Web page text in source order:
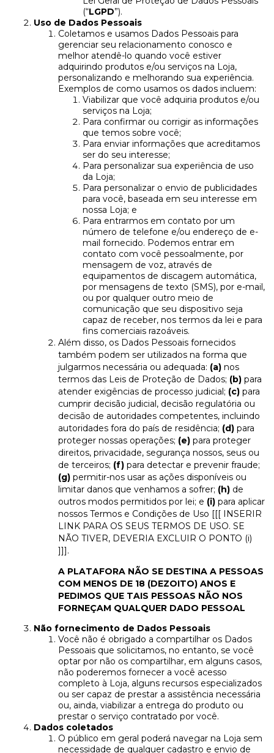
(“LGPD”).
Uso de Dados Pessoais
Coletamos e usamos Dados Pessoais para
gerenciar seu relacionamento conosco e
melhor atendê-lo quando você estiver
adquirindo produtos e/ou serviços na Loja,
personalizando e melhorando sua experiência.
Exemplos de como usamos os dados incluem:
Viabilizar que você adquiria produtos e/ou
serviços na Loja;
Para confirmar ou corrigir as informações
que temos sobre você;
Para enviar informações que acreditamos
ser do seu interesse;
Para personalizar sua experiência de uso
da Loja;
Para personalizar o envio de publicidades
para você, baseada em seu interesse em
nossa Loja; e
Para entrarmos em contato por um
número de telefone e/ou endereço de e-
mail fornecido. Podemos entrar em
contato com você pessoalmente, por
mensagem de voz, através de
equipamentos de discagem automática,
por mensagens de texto (SMS), por e-mail,
ou por qualquer outro meio de
comunicação que seu dispositivo seja
capaz de receber, nos termos da lei e para
fins comerciais razoáveis.
Além disso, os Dados Pessoais fornecidos
também podem ser utilizados na forma que
julgarmos necessária ou adequada: (a) nos
termos das Leis de Proteção de Dados; (b) para
atender exigências de processo judicial; (c) para
cumprir decisão judicial, decisão regulatória ou
decisão de autoridades competentes, incluindo
autoridades fora do país de residência; (d) para
proteger nossas operações; (e) para proteger
direitos, privacidade, segurança nossos, seus ou
de terceiros; (f) para detectar e prevenir fraude;
(g) permitir-nos usar as ações disponíveis ou
limitar danos que venhamos a sofrer; (h) de
outros modos permitidos por lei; e (i) para aplicar
nossos Termos e Condições de Uso [[[ INSERIR
LINK PARA OS SEUS TERMOS DE USO. SE
NÃO TIVER, DEVERIA EXCLUIR O PONTO (i)
]]].
A PLATAFORA NÃO SE DESTINA A PESSOAS
COM MENOS DE 18 (DEZOITO) ANOS E
PEDIMOS QUE TAIS PESSOAS NÃO NOS
FORNEÇAM QUALQUER DADO PESSOAL
Não fornecimento de Dados Pessoais
Você não é obrigado a compartilhar os Dados
Pessoais que solicitamos, no entanto, se você
optar por não os compartilhar, em alguns casos,
não poderemos fornecer a você acesso
completo à Loja, alguns recursos especializados
ou ser capaz de prestar a assistência necessária
ou, ainda, viabilizar a entrega do produto ou
prestar o serviço contratado por você.
Dados coletados
O público em geral poderá navegar na Loja sem
necessidade de qualquer cadastro e envio de